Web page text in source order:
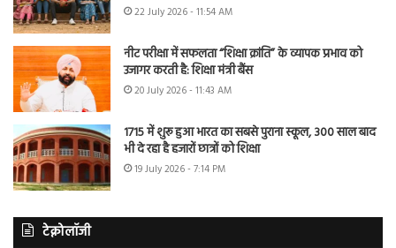
22 July 2026 - 11:54 AM
नीट परीक्षा में सफलता “शिक्षा क्रांति” के व्यापक प्रभाव को
उजागर करती है: शिक्षा मंत्री बैंस
20 July 2026 - 11:43 AM
1715 में शुरू हुआ भारत का सबसे पुराना स्कूल, 300 साल बाद
भी दे रहा है हजारों छात्रों को शिक्षा
19 July 2026 - 7:14 PM
टेक्नोलॉजी